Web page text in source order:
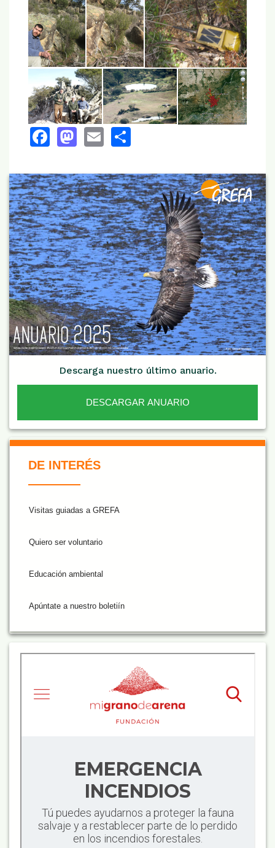
Facebook
Mastodon
Email
Descarga nuestro último anuario.
DESCARGAR ANUARIO
De Interés NARANJA
DE INTERÉS
Visitas guiadas a GREFA
Quiero ser voluntario
Educación ambiental
Apúntate a nuestro boletiín